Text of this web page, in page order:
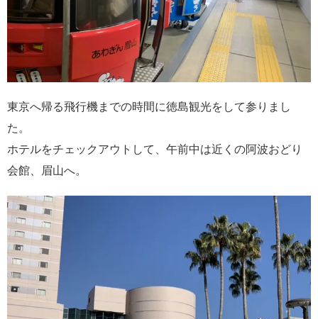
東京へ帰る飛行機までの時間に徳島観光をして参りまし
た。
ホテルをチェックアウトして、午前中は近くの阿波おどり
会館、眉山へ。